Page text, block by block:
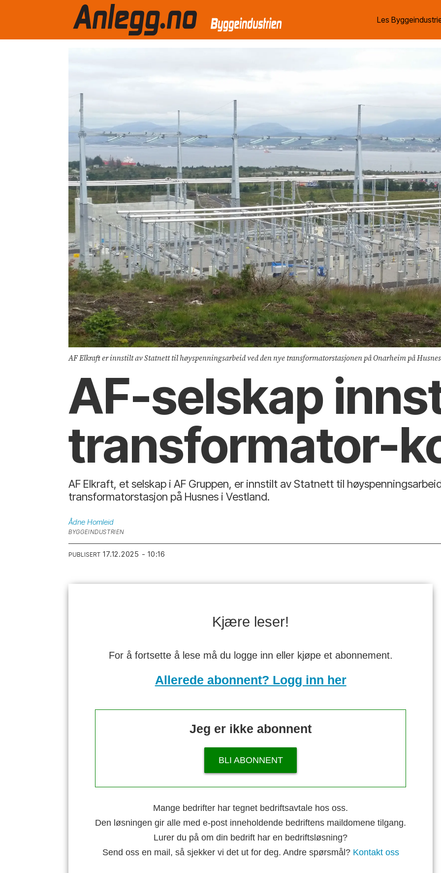
Les
AF Elkraft er innstilt av Statnett til høyspenningsarbeid ved den nye transformatorstasjonen på Onarheim på
AF-selskap
transformator-
AF Elkraft, et selskap i AF Gruppen, er innstilt av Statnett til
transformatorstasjon på Husnes i Vestland.
Ådne Homleid
BYGGEINDUSTRIEN
PUBLISERT 17.12.2025 - 10:16
Kjære leser!
For å fortsette å lese må du logge inn eller kjøpe et abonnement.
Allerede abonnent? Logg inn her
Jeg er ikke abonnent
BLI ABONNENT
Mange bedrifter har tegnet bedriftsavtale hos oss.
Den løsningen gir alle med e-post inneholdende bedriftens maildomene tilgang.
Lurer du på om din bedrift har en bedriftsløsning?
Send oss en mail, så sjekker vi det ut for deg. Andre spørsmål? Kontakt oss